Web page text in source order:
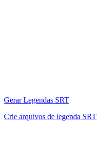
Gerar Legendas SRT
Crie arquivos de legenda SRT